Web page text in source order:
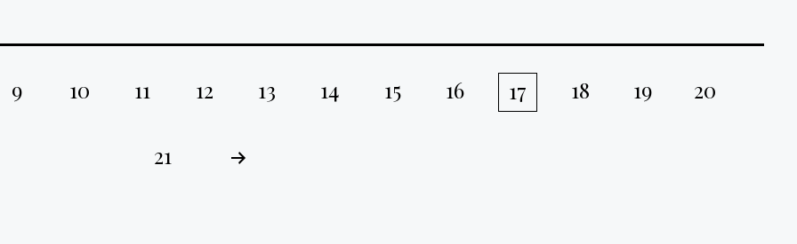
9 10 11 12 13 14 15 16 17 18 19 20
21